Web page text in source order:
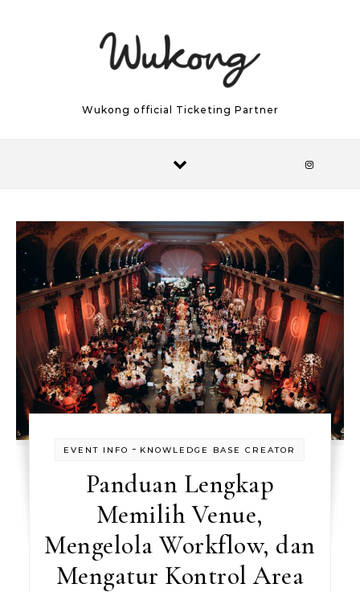
Wukong official Ticketing Partner
EVENT INFO - KNOWLEDGE BASE CREATOR
Panduan Lengkap
Memilih Venue,
Mengelola Workflow, dan
Mengatur Kontrol Area